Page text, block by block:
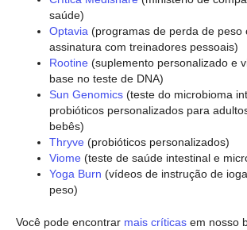
saúde)
Optavia (programas de perda de peso
assinatura com treinadores pessoais)
Rootine (suplemento personalizado e
base no teste de DNA)
Sun Genomics (teste do microbioma
probióticos personalizados para
bebês)
Thryve (probióticos personalizados)
Viome (teste de saúde intestinal e
Yoga Burn (vídeos de instrução de
peso)
Você pode encontrar mais críticas em nosso